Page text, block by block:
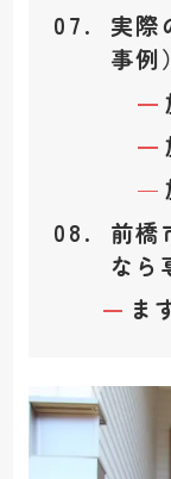
実際
事例）
前橋
なら
ま